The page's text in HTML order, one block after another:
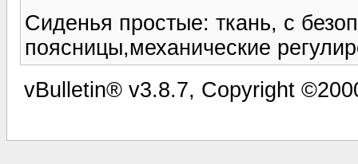
Сиденья простые: ткань, с
поясницы,механические
vBulletin® v3.8.7, Copyright